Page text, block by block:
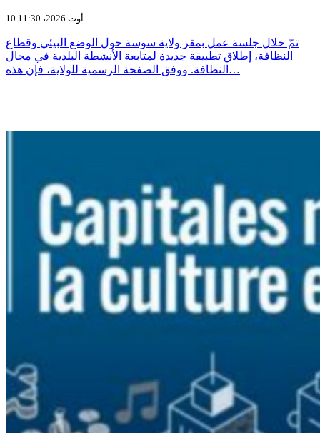
10 أوت 2026، 11:30
تمّ خلال جلسة عمل بمقر ولاية سوسة حول الوضع البيئي وقطاع
النظافة، إطلاق تطبيقة جديدة لمتابعة الأنشطة البلدية في مجال
النظافة. ووفق الصفحة الرسمية للولاية، فإن هذه…